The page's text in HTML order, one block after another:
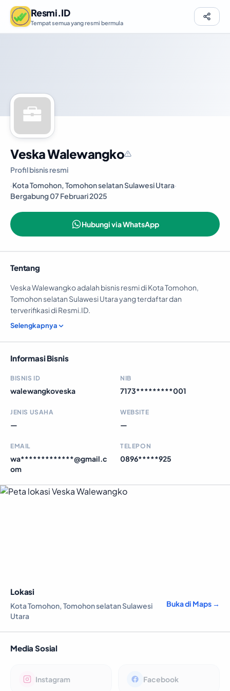
Resmi.ID
Tempat semua yang resmi bermula
Veska Walewangko
Profil bisnis resmi
·Kota Tomohon, Tomohon selatan Sulawesi Utara·
Bergabung 07 Februari 2025
Hubungi via WhatsApp
Tentang
Veska Walewangko adalah bisnis resmi di Kota Tomohon,
Tomohon selatan Sulawesi Utara yang terdaftar dan
terverifikasi di Resmi.ID.
Selengkapnya
Informasi Bisnis
BISNIS ID
walewangkoveska
NIB
7173*********001
JENIS USAHA
—
WEBSITE
—
EMAIL
wa*************@gmail.c
om
TELEPON
0896*****925
Lokasi
Kota Tomohon, Tomohon selatan Sulawesi
Utara
Buka di Maps →
Media Sosial
Instagram Facebook